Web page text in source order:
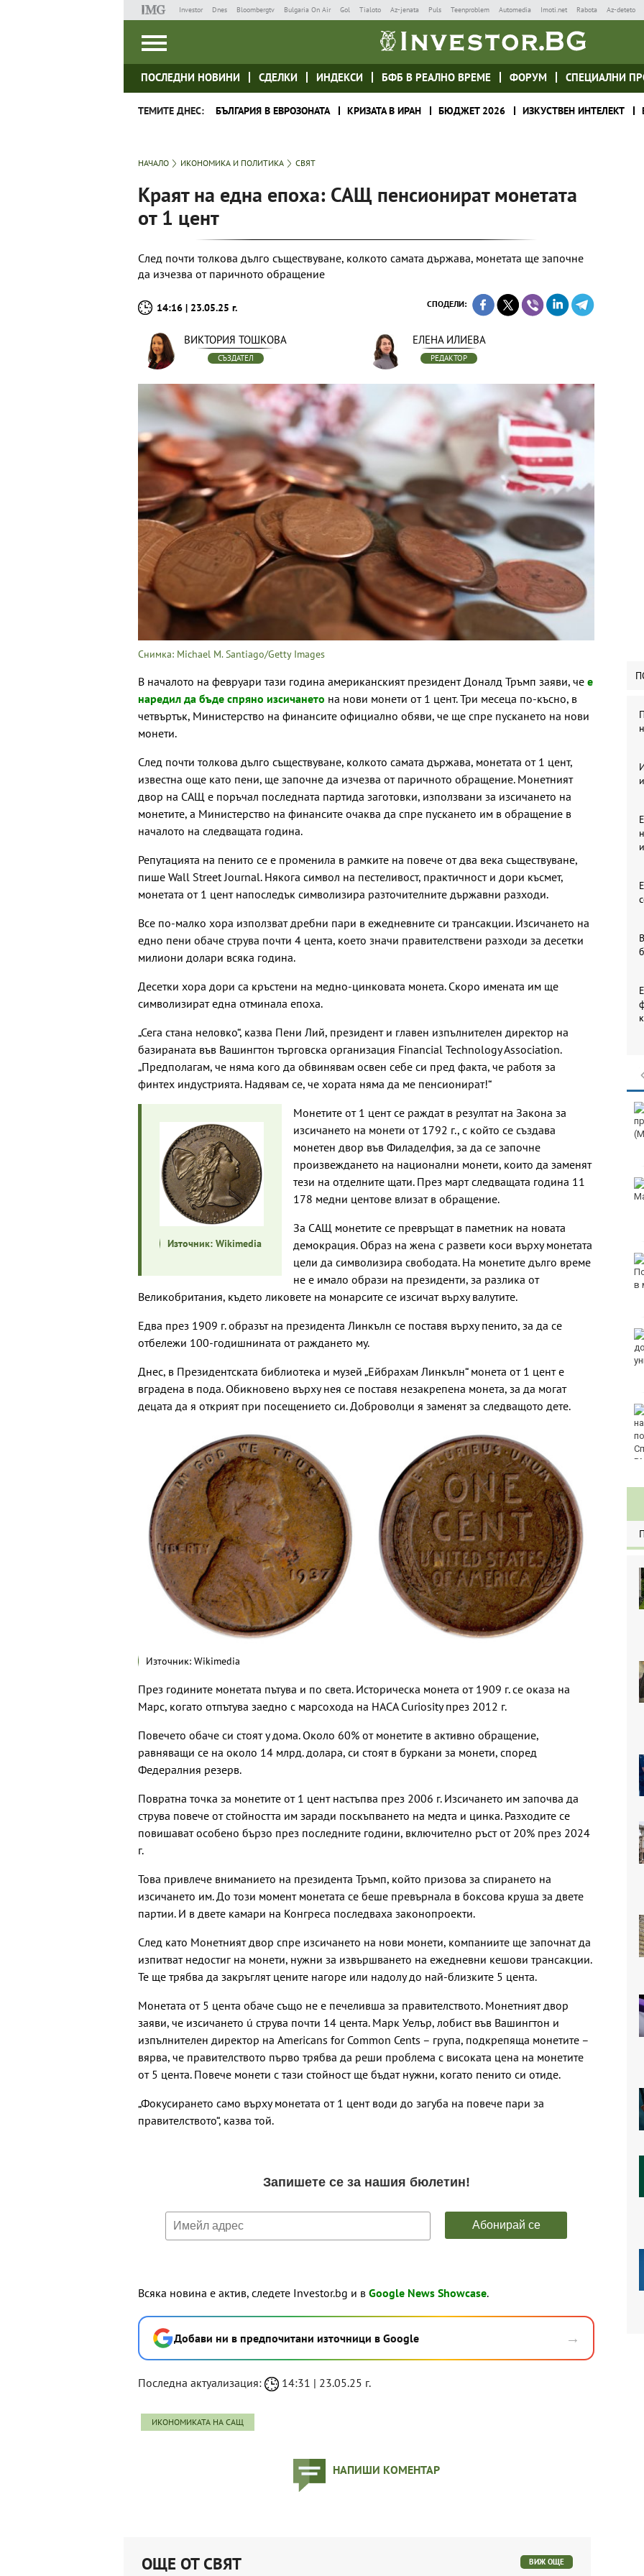
Investor Dnes Bloombergtv Bulgaria On Air Gol Tialoto Az-jenata Puls Teenproblem Automedia Imoti.net Rabota Az-deteto
ПОСЛЕДНИ НОВИНИ СДЕЛКИ ИНДЕКСИ БФБ В РЕАЛНО ВРЕМЕ ФОРУМ СПЕЦИАЛНИ
ТЕМИТЕ ДНЕС: БЪЛГАРИЯ В ЕВРОЗОНАТА КРИЗАТА В ИРАН БЮДЖЕТ 2026 ИЗКУСТВЕН ИНТЕЛЕКТ
НАЧАЛО ИКОНОМИКА И ПОЛИТИКА СВЯТ
Краят на една епоха: САЩ пенсионират монетата
от 1 цент
След почти толкова дълго съществуване, колкото самата държава, монетата ще започне
да изчезва от паричното обращение
14:16 | 23.05.25 г. СПОДЕЛИ:
ВИКТОРИЯ ТОШКОВА
СЪЗДАТЕЛ
ЕЛЕНА ИЛИЕВА
РЕДАКТОР
Снимка: Michael M. Santiago/Getty Images
В началото на февруари тази година американският президент Доналд Тръмп заяви, че е
наредил да бъде спряно изсичането на нови монети от 1 цент. Три месеца по-късно, в
четвъртък, Министерство на финансите официално обяви, че ще спре пускането на нови
монети.
След почти толкова дълго съществуване, колкото самата държава, монетата от 1 цент,
известна още като пени, ще започне да изчезва от паричното обращение. Монетният
двор на САЩ е поръчал последната партида заготовки, използвани за изсичането на
монетите, а Министерство на финансите очаква да спре пускането им в обращение в
началото на следващата година.
Репутацията на пенито се е променила в рамките на повече от два века съществуване,
пише Wall Street Journal. Някога символ на пестеливост, практичност и дори късмет,
монетата от 1 цент напоследък символизира разточителните държавни разходи.
Все по-малко хора използват дребни пари в ежедневните си трансакции. Изсичането на
едно пени обаче струва почти 4 цента, което значи правителствени разходи за десетки
милиони долари всяка година.
Десетки хора дори са кръстени на медно-цинковата монета. Скоро имената им ще
символизират една отминала епоха.
„Сега стана неловко“, казва Пени Лий, президент и главен изпълнителен директор на
базираната във Вашингтон търговска организация Financial Technology Association.
„Предполагам, че няма кого да обвинявам освен себе си пред факта, че работя за
финтех индустрията. Надявам се, че хората няма да ме пенсионират!“
Източник: Wikimedia
Монетите от 1 цент се раждат в резултат на Закона за
изсичането на монети от 1792 г., с който се създава
монетен двор във Филаделфия, за да се започне
произвеждането на национални монети, които да заменят
тези на отделните щати. През март следващата година 11
178 медни центове влизат в обращение.
За САЩ монетите се превръщат в паметник на новата
демокрация. Образ на жена с развети коси върху монетата
цели да символизира свободата. На монетите дълго време
не е имало образи на президенти, за разлика от
Великобритания, където ликовете на монарсите се изсичат върху валутите.
Едва през 1909 г. образът на президента Линкълн се поставя върху пенито, за да се
отбележи 100-годишнината от раждането му.
Днес, в Президентската библиотека и музей „Ейбрахам Линкълн“ монета от 1 цент е
вградена в пода. Обикновено върху нея се поставя незакрепена монета, за да могат
децата да я открият при посещението си. Доброволци я заменят за следващото дете.
Източник: Wikimedia
През годините монетата пътува и по света. Историческа монета от 1909 г. се оказа на
Марс, когато отпътува заедно с марсохода на НАСА Curiosity през 2012 г.
Повечето обаче си стоят у дома. Около 60% от монетите в активно обращение,
равняващи се на около 14 млрд. долара, си стоят в буркани за монети, според
Федералния резерв.
Повратна точка за монетите от 1 цент настъпва през 2006 г. Изсичането им започва да
струва повече от стойността им заради поскъпването на медта и цинка. Разходите се
повишават особено бързо през последните години, включително ръст от 20% през 2024
г.
Това привлече вниманието на президента Тръмп, който призова за спирането на
изсичането им. До този момент монетата се беше превърнала в боксова круша за двете
партии. И в двете камари на Конгреса последваха законопроекти.
След като Монетният двор спре изсичането на нови монети, компаниите ще започнат да
изпитват недостиг на монети, нужни за извършването на ежедневни кешови трансакции.
Те ще трябва да закръглят цените нагоре или надолу до най-близките 5 цента.
Монетата от 5 цента обаче също не е печеливша за правителството. Монетният двор
заяви, че изсичането ú струва почти 14 цента. Марк Уелър, лобист във Вашингтон и
изпълнителен директор на Americans for Common Cents – група, подкрепяща монетите –
вярва, че правителството първо трябва да реши проблема с високата цена на монетите
от 5 цента. Повече монети с тази стойност ще бъдат нужни, когато пенито си отиде.
„Фокусирането само върху монетата от 1 цент води до загуба на повече пари за
правителството“, казва той.
Всяка новина е актив, следете Investor.bg и в Google News Showcase.
Добави ни в предпочитани източници в Google →
Последна актуализация: 14:31 | 23.05.25 г.
ИКОНОМИКАТА НА САЩ
НАПИШИ КОМЕНТАР
Винисиус Жуниор
(Мадрид)
ЦСКА удари с 3:0
Тъжна вест! Почина
голямо име в
медицината
Златото стигна до
Във Варна наградиха
ОЩЕ ОТ СВЯТ ВИЖ ОЩЕ